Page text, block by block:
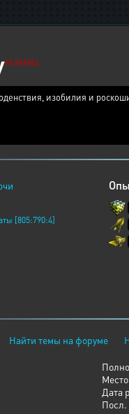
HUMANS
изобилия и
[805:790:4]
Найти темы на форуме
Дата